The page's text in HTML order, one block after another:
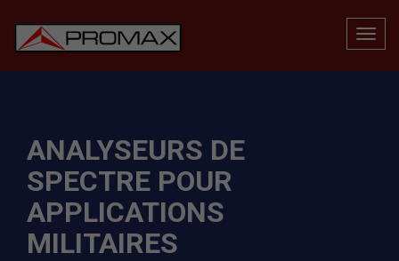
ANALYSEURS DE
SPECTRE POUR
APPLICATIONS
MILITAIRES